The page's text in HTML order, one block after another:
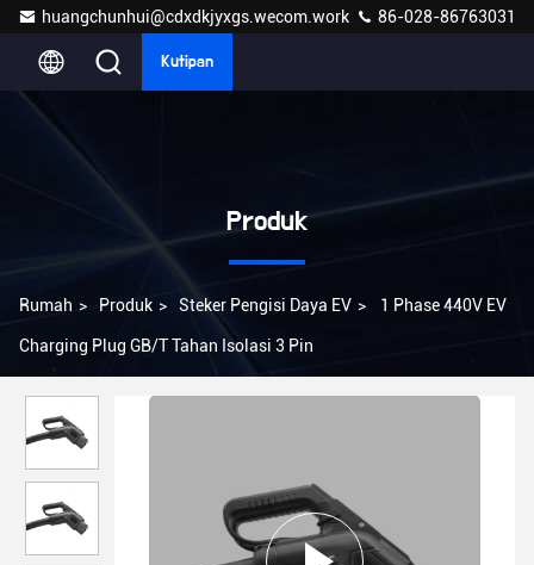
huangchunhui@cdxdkjyxgs.wecom.work 86-028-86763031
Kutipan
Produk
Rumah > Produk > Steker Pengisi Daya EV > 1 Phase 440V EV
Charging Plug GB/T Tahan Isolasi 3 Pin